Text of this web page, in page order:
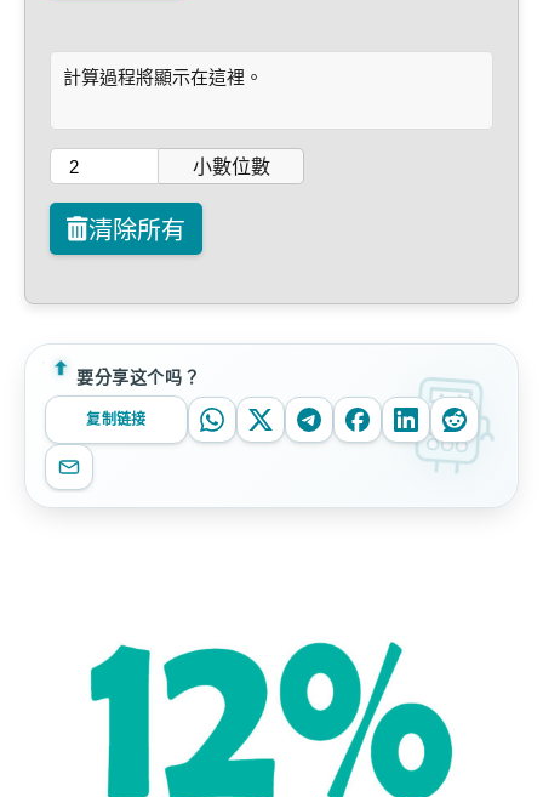
計算過程將顯示在這裡。
小數位數
清除所有
要分享这个吗？
复制链接